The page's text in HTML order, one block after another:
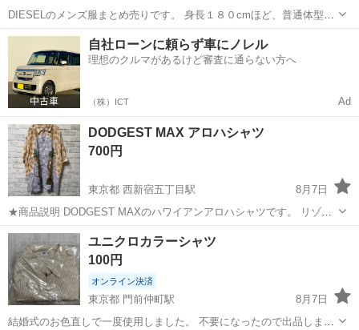
DIESELのメンズ服まとめ売りです。 身長１８０cmほど、普通体型の
男性が着用していました。白半袖シャツ、黒半袖シャツ、長袖白シャ
ツ、花柄シャツなど。他にもあります。 目立つ汚れはないかと思いま
すが、中古品になります...
東京 江東区 木場駅 シャツ DIESEL
自社ローンに頼らず車にノレル
理想のクルマがあるけど審査に通らない方へ
（株）ICT Ad
DODGEST MAX アロハシャツ
700円
東京都 西新宿五丁目駅
8月7日
★商品説明 DODGEST MAXのハワイアンアロハシャツです。 リゾー
ト感のある総柄デザインで、夏らしい雰囲気をしっかり出せる一枚。
ゆったりとしたシルエットで、ショーツやデニムと合わせるだけでコ
ーデが完成します。古着・リゾ...
東京 渋谷区 西新宿五丁目駅
ユニクロカラーシャツ
100円
オンライン決済
東京都 門前仲町駅
8月7日
結婚式のお色直しで一度使用しました。 不要になったので出品しま